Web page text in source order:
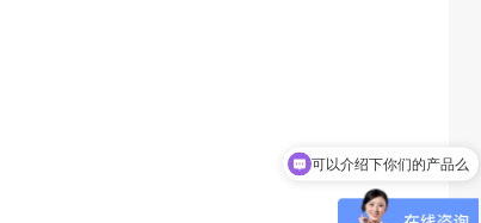
可以介绍下你们的产品么